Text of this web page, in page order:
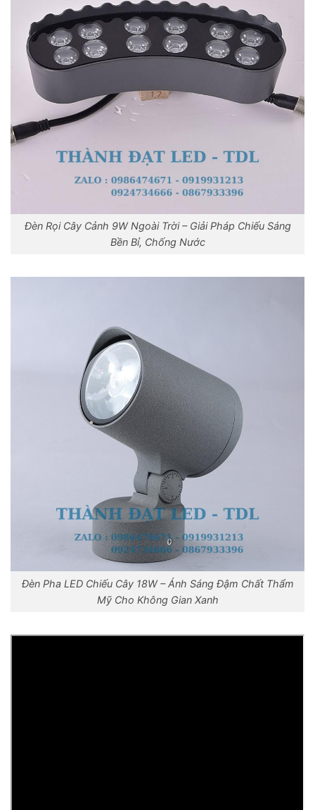
Đèn Rọi Cây Cảnh 9W Ngoài Trời – Giải Pháp Chiếu Sáng
Bền Bỉ, Chống Nước
Đèn Pha LED Chiếu Cây 18W – Ánh Sáng Đậm Chất Thẩm
Mỹ Cho Không Gian Xanh